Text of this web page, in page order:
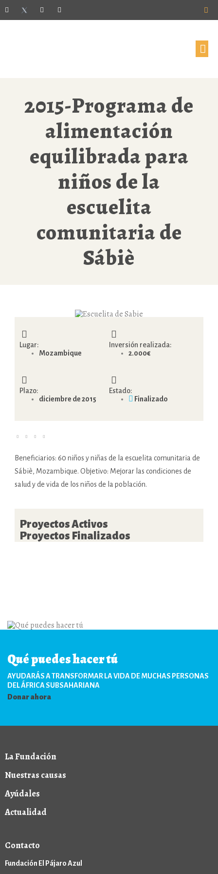
2015-Programa de
alimentación
equilibrada para
niños de la
escuelita
comunitaria de
Sábiè
Lugar:
Mozambique
Inversión realizada:
2.000€
Plazo:
diciembre de 2015
Estado:
Finalizado
Beneficiarios: 60 niños y niñas de la escuelita comunitaria de
Sábiè, Mozambique. Objetivo: Mejorar las condiciones de
salud y de vida de los niños de la población.
Proyectos Activos
Proyectos Finalizados
Qué puedes hacer tú
AYUDARÁS A TRANSFORMAR LA VIDA DE MUCHAS PERSONAS
DEL ÁFRICA SUBSAHARIANA
Donar ahora
La Fundación
Nuestras causas
Ayúdales
Actualidad
Contacto
Fundación El Pájaro Azul